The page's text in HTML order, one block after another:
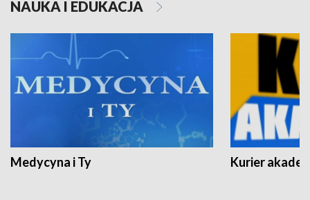
NAUKA I EDUKACJA
Medycyna i Ty Kurier